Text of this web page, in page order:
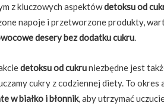
z kluczowych aspektówdetoksu od
napoje i przetworzone produkty,
desery bez dodatku cukru.
detoksu od cukruniezbędne jest
cukry z codziennej diety. To
w białko i błonnik, aby utrzymać